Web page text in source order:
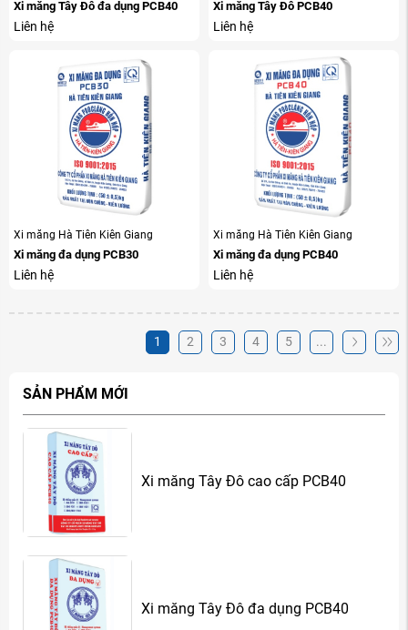
Xi măng Tây Đô đa dụng PCB40
Liên hệ
Xi măng Tây Đô PCB40
Liên hệ
Xi măng Hà Tiên Kiên Giang
Xi măng đa dụng PCB30
Liên hệ
Xi măng Hà Tiên Kiên Giang
Xi măng đa dụng PCB40
Liên hệ
1 2 3 4 5 ...
SẢN PHẨM MỚI
Xi măng Tây Đô cao cấp PCB40
Xi măng Tây Đô đa dụng PCB40